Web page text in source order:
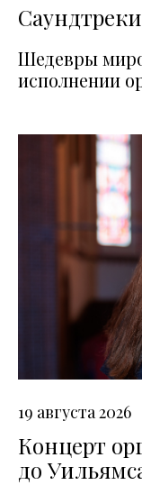
Шедевры
исполнении
19 августа 2026
Концерт
до